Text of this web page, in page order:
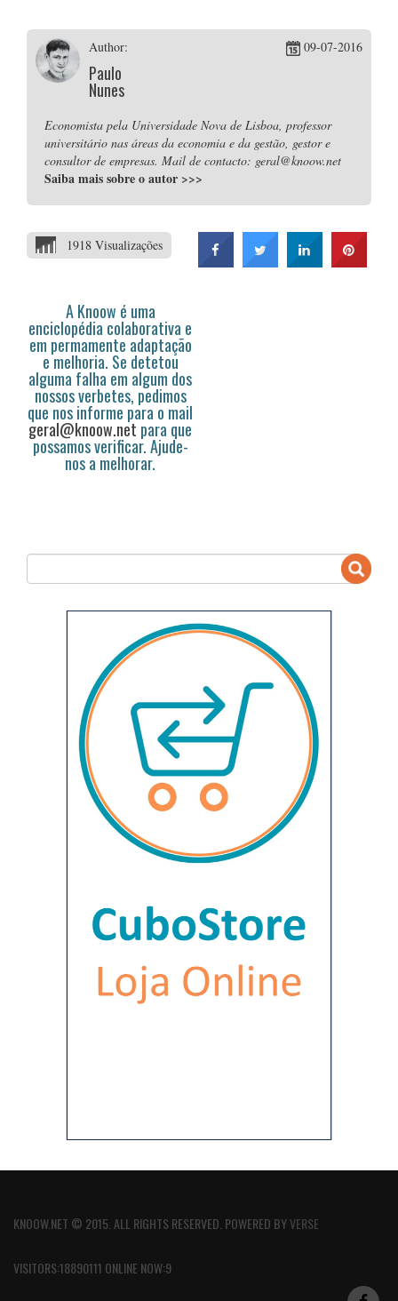
Author:
Paulo
Nunes
09-07-2016
Economista pela Universidade Nova de Lisboa, professor
universitário nas áreas da economia e da gestão, gestor e
consultor de empresas. Mail de contacto: geral@knoow.net
Saiba mais sobre o autor >>>
1918 Visualizações
A Knoow é uma
enciclopédia colaborativa e
em permamente adaptação
e melhoria. Se detetou
alguma falha em algum dos
nossos verbetes, pedimos
que nos informe para o mail
geral@knoow.net para que
possamos verificar. Ajude-
nos a melhorar.
KNOOW.NET © 2015. ALL RIGHTS RESERVED. POWERED BYVERSE
VISITORS:18890111 ONLINE NOW:9